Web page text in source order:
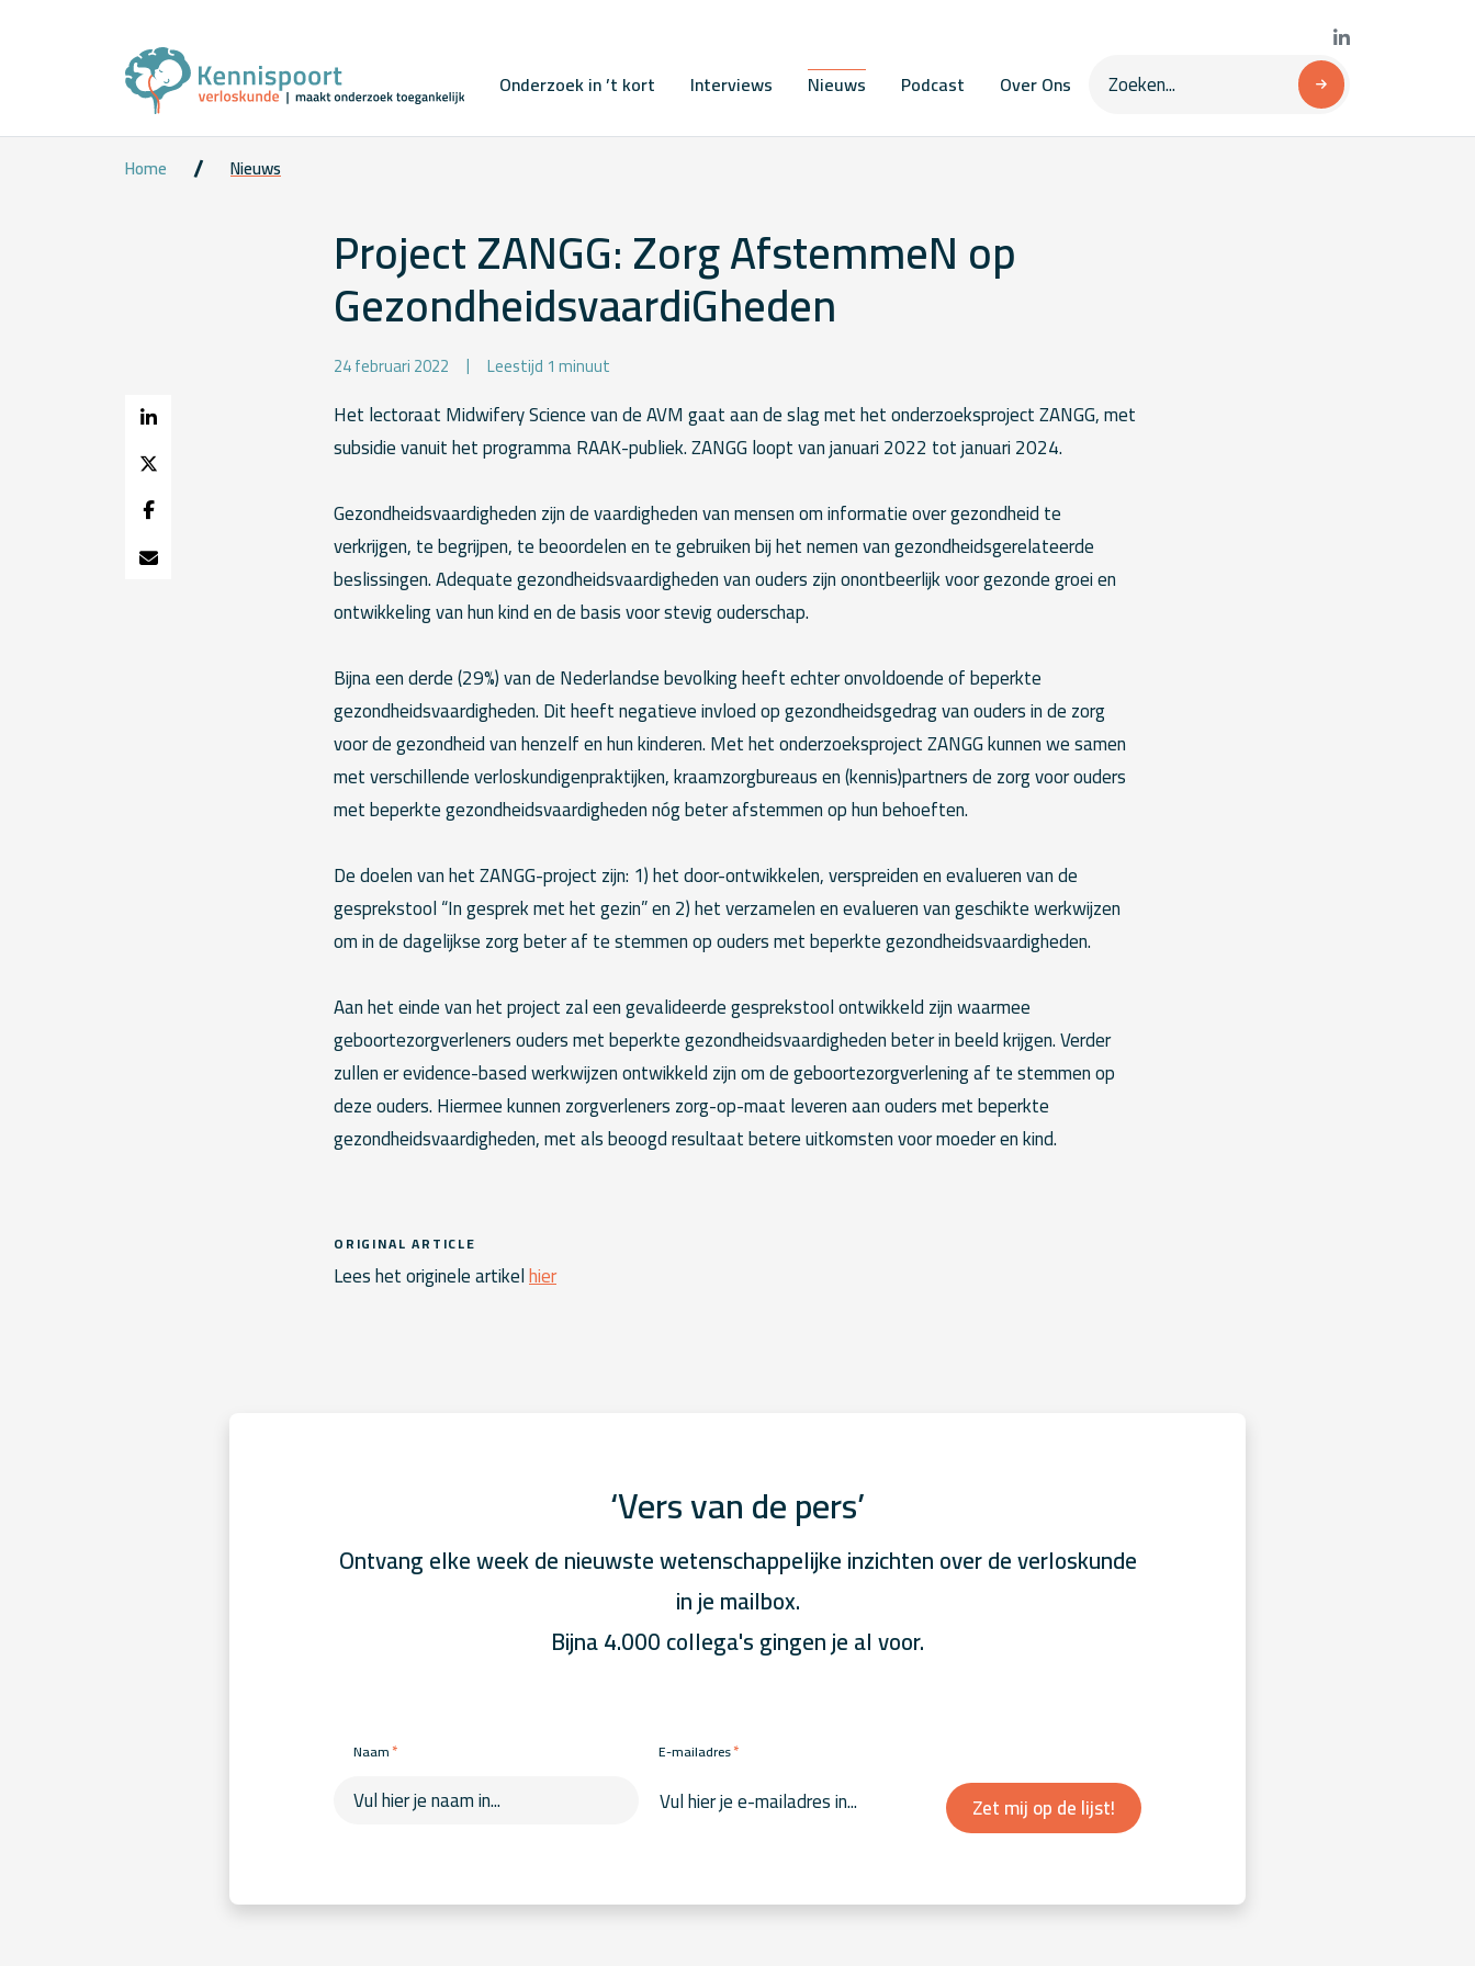
Onderzoek in ’t kort Interviews Nieuws Podcast Over Ons
Home Nieuws
Project ZANGG: Zorg AfstemmeN op
GezondheidsvaardiGheden
24 februari 2022 Leestijd 1 minuut
Het lectoraat Midwifery Science van de AVM gaat aan de slag met het onderzoeksproject ZANGG, met
subsidie vanuit het programma RAAK-publiek. ZANGG loopt van januari 2022 tot januari 2024.
Gezondheidsvaardigheden zijn de vaardigheden van mensen om informatie over gezondheid te
verkrijgen, te begrijpen, te beoordelen en te gebruiken bij het nemen van gezondheidsgerelateerde
beslissingen. Adequate gezondheidsvaardigheden van ouders zijn onontbeerlijk voor gezonde groei en
ontwikkeling van hun kind en de basis voor stevig ouderschap.
Bijna een derde (29%) van de Nederlandse bevolking heeft echter onvoldoende of beperkte
gezondheidsvaardigheden. Dit heeft negatieve invloed op gezondheidsgedrag van ouders in de zorg
voor de gezondheid van henzelf en hun kinderen. Met het onderzoeksproject ZANGG kunnen we samen
met verschillende verloskundigenpraktijken, kraamzorgbureaus en (kennis)partners de zorg voor ouders
met beperkte gezondheidsvaardigheden nóg beter afstemmen op hun behoeften.
De doelen van het ZANGG-project zijn: 1) het door-ontwikkelen, verspreiden en evalueren van de
gesprekstool “In gesprek met het gezin” en 2) het verzamelen en evalueren van geschikte werkwijzen
om in de dagelijkse zorg beter af te stemmen op ouders met beperkte gezondheidsvaardigheden.
Aan het einde van het project zal een gevalideerde gesprekstool ontwikkeld zijn waarmee
geboortezorgverleners ouders met beperkte gezondheidsvaardigheden beter in beeld krijgen. Verder
zullen er evidence-based werkwijzen ontwikkeld zijn om de geboortezorgverlening af te stemmen op
deze ouders. Hiermee kunnen zorgverleners zorg-op-maat leveren aan ouders met beperkte
gezondheidsvaardigheden, met als beoogd resultaat betere uitkomsten voor moeder en kind.
ORIGINAL ARTICLE
Lees het originele artikelhier
‘Vers van de pers’
Ontvang elke week de nieuwste wetenschappelijke inzichten over de verloskunde
in je mailbox.
Bijna 4.000 collega's gingen je al voor.
Naam* E-mailadres*
Zet mij op de lijst!